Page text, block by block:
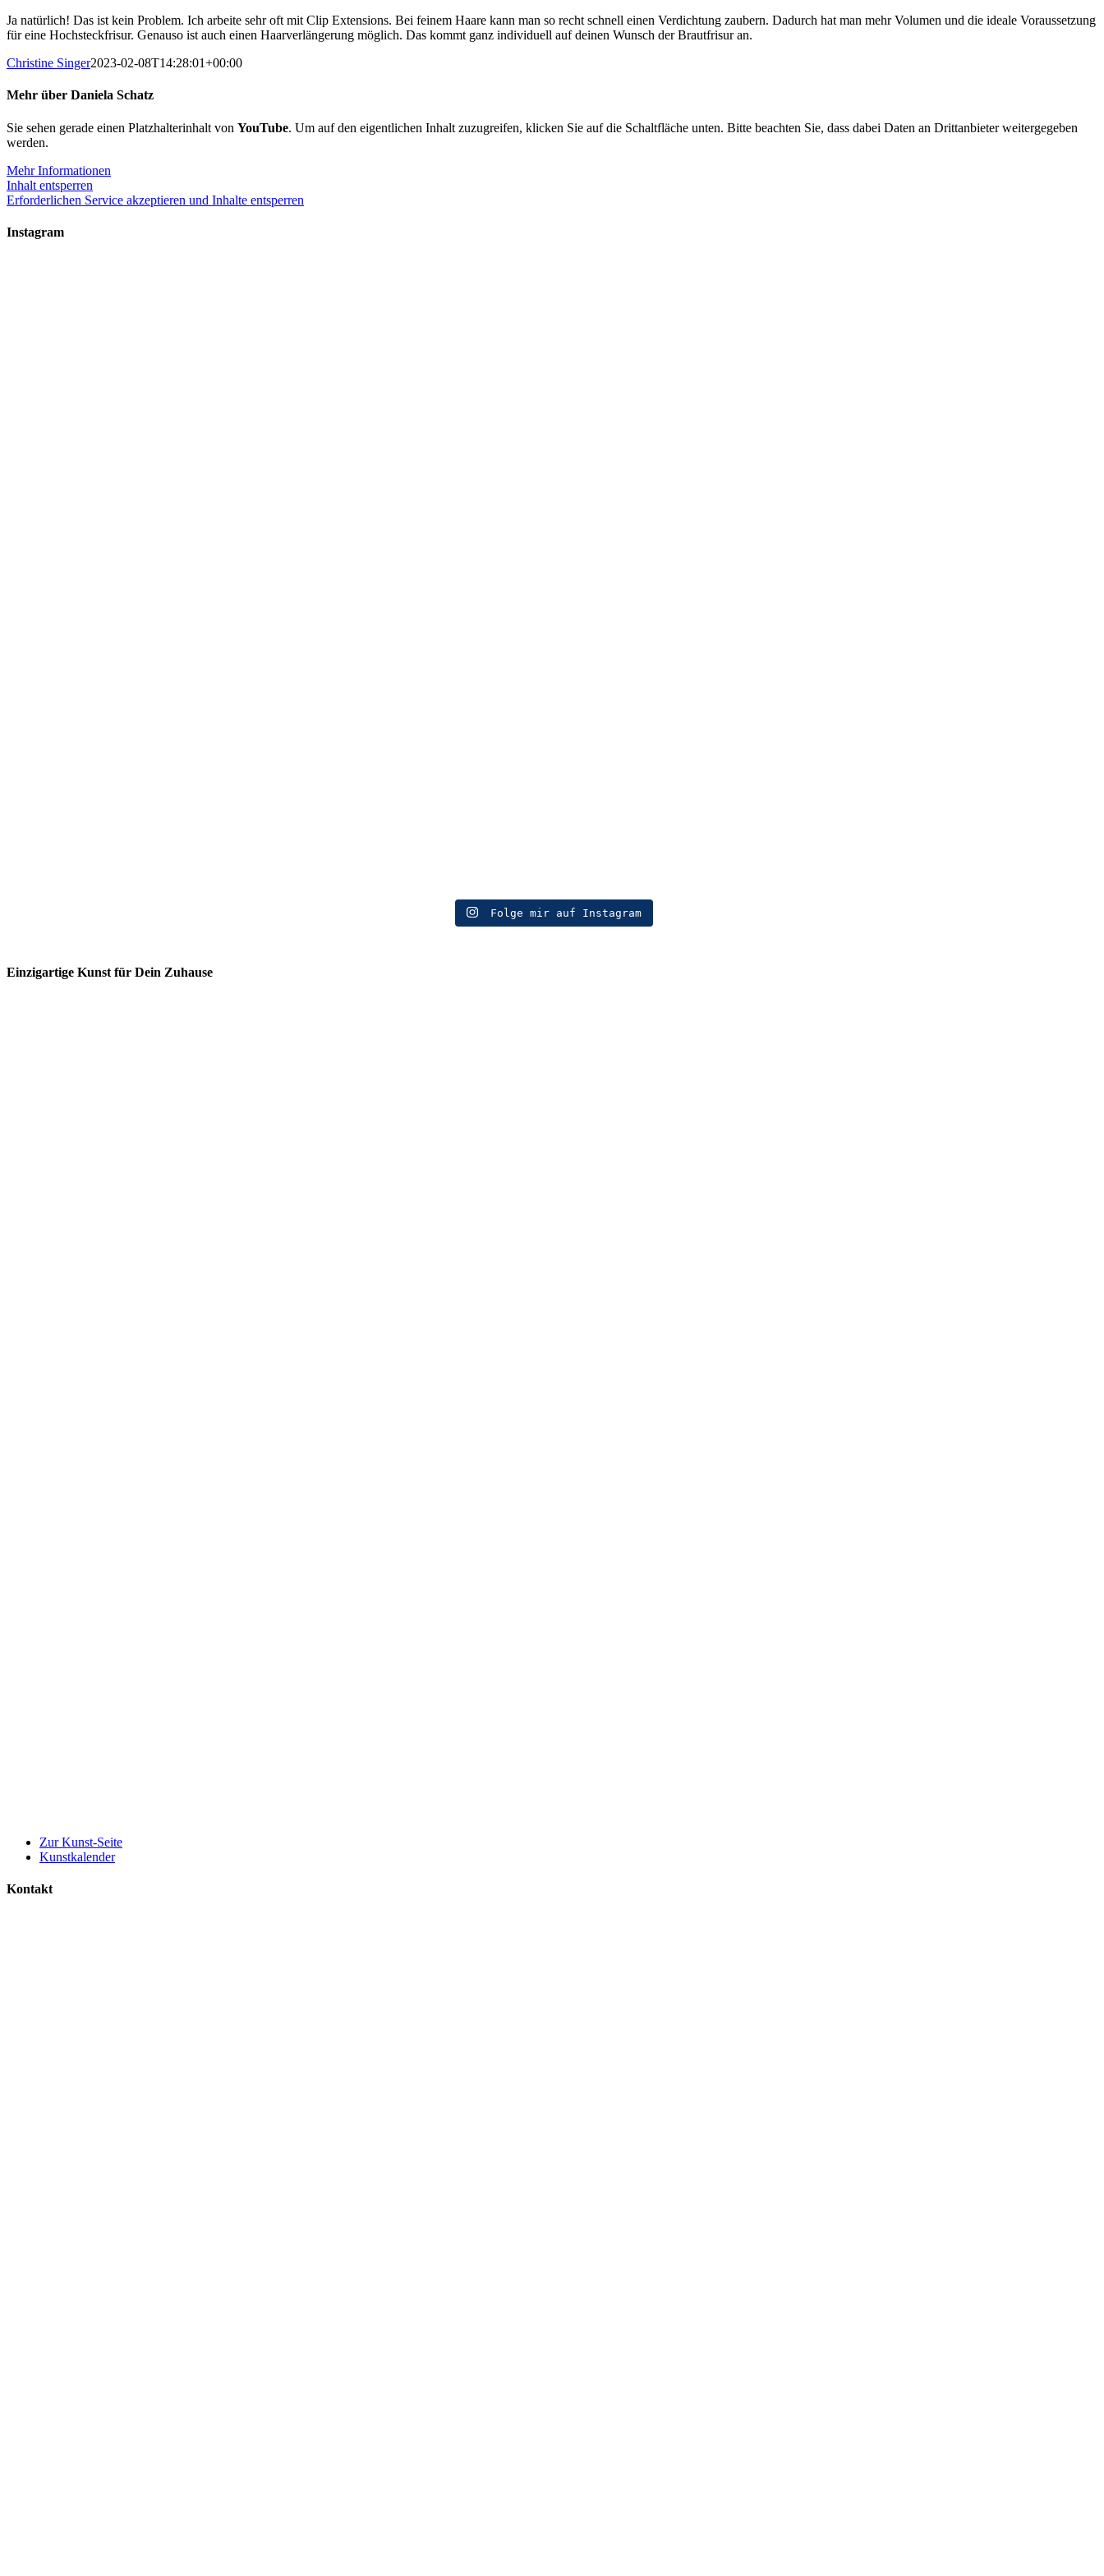
Zum
Inhalt
Ja natürlich! Das ist kein Problem. Ich arbeite sehr oft mit Clip Extensions. Bei feinem Haare kann man so recht schnell einen Verdichtung zaubern. Dadurch hat man mehr Volumen und die ideale Voraussetzung
für eine Hochsteckfrisur. Genauso ist auch einen Haarverlängerung möglich. Das kommt ganz individuell auf deinen Wunsch der Brautfrisur an.
Christine Singer2023-02-08T14:28:01+00:00
Mehr über Daniela Schatz
Sie sehen gerade einen Platzhalterinhalt von YouTube. Um auf den eigentlichen Inhalt zuzugreifen, klicken Sie auf die Schaltfläche unten. Bitte beachten Sie, dass dabei Daten an Drittanbieter weitergegeben
werden.
Mehr Informationen
Inhalt entsperren
Erforderlichen Service akzeptieren und Inhalte entsperren
Instagram
Folge mir auf Instagram
Einzigartige Kunst für Dein Zuhause
Zur Kunst-Seite
Kunstkalender
Kontakt